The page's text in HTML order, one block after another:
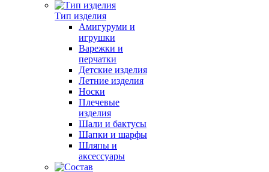
Тип изделия
Амигуруми и
игрушки
Варежки и
перчатки
Детские изделия
Летние изделия
Носки
Плечевые
изделия
Шали и бактусы
Шапки и шарфы
Шляпы и
аксессуары